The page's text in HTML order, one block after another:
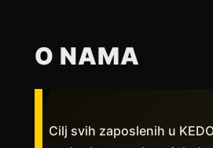
O NAMA
Cilj svih zaposlenih u